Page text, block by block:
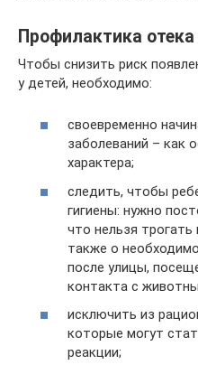
Профилактика отека
Чтобы снизить риск
у детей, необходимо:
своевременно
заболеваний – как
характера;
следить, чтобы
гигиены: нужно
что нельзя трогать
также о
после улицы,
контакта с
исключить из
которые могут
реакции;